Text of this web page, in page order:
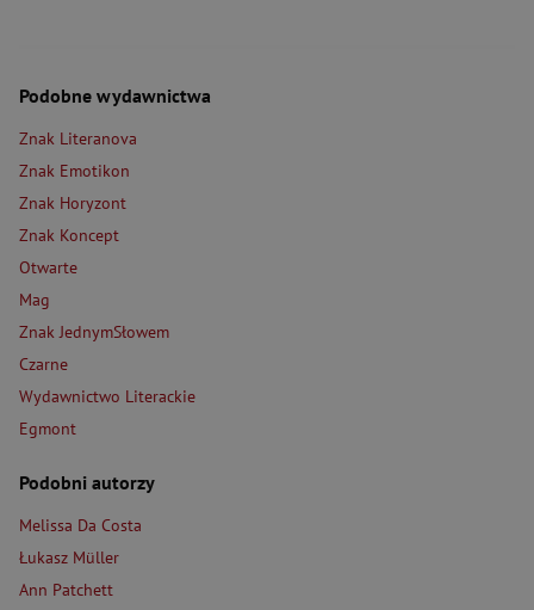
Podobne wydawnictwa
Znak Literanova
Znak Emotikon
Znak Horyzont
Znak Koncept
Otwarte
Mag
Znak JednymSłowem
Czarne
Wydawnictwo Literackie
Egmont
Podobni autorzy
Melissa Da Costa
Łukasz Müller
Ann Patchett